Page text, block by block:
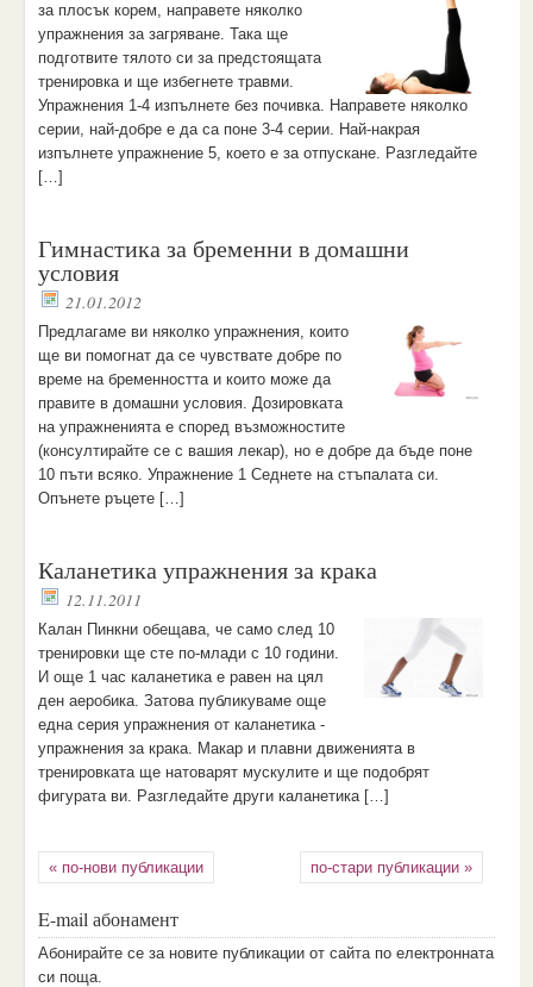
за плосък корем, направете няколко
упражнения за загряване. Така ще
подготвите тялото си за предстоящата
тренировка и ще избегнете травми.
Упражнения 1-4 изпълнете без почивка. Направете няколко
серии, най-добре е да са поне 3-4 серии. Най-накрая
изпълнете упражнение 5, което е за отпускане. Разгледайте
[…]
Гимнастика за бременни в домашни
условия
21.01.2012
Предлагаме ви няколко упражнения, които
ще ви помогнат да се чувствате добре по
време на бременността и които може да
правите в домашни условия. Дозировката
на упражненията е според възможностите
(консултирайте се с вашия лекар), но е добре да бъде поне
10 пъти всяко. Упражнение 1 Седнете на стъпалата си.
Опънете ръцете […]
Каланетика упражнения за крака
12.11.2011
Калан Пинкни обещава, че само след 10
тренировки ще сте по-млади с 10 години.
И още 1 час каланетика е равен на цял
ден аеробика. Затова публикуваме още
една серия упражнения от каланетика -
упражнения за крака. Макар и плавни движенията в
тренировката ще натоварят мускулите и ще подобрят
фигурата ви. Разгледайте други каланетика […]
« по-нови публикации по-стари публикации »
E-mail абонамент
Aбoниpaйтe ce зa нoвитe пyбликaции oт caйтa пo eлeктpoннaтa
cи пoщa.